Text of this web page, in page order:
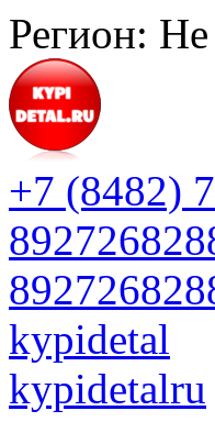
Регион: Не
+7 (8482)
kypidetal
kypidetalru